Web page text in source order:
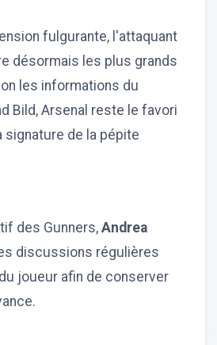
fulgurante, l'attaquant
désormais les plus grands
les informations du
Bild, Arsenal reste le favori
signature de la pépite
des Gunners, Andrea
discussions régulières
joueur afin de conserver